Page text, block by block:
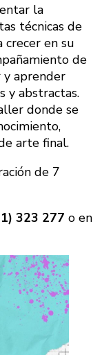
la
técnicas de
crecer en su
de
y aprender
y abstractas.
donde se
arte final.
de 7
323 277 o en